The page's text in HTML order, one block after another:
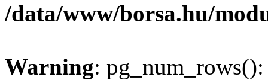
/data/www/borsa.hu/
Warning: